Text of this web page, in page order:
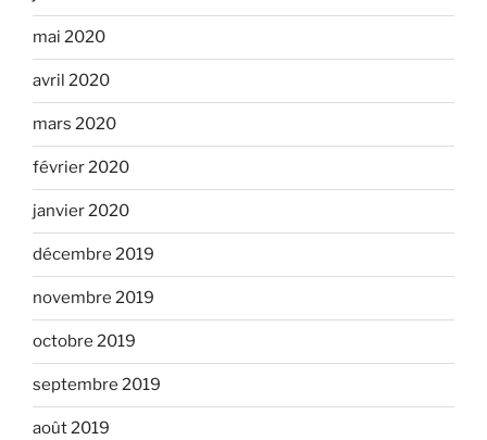
mai 2020
avril 2020
mars 2020
février 2020
janvier 2020
décembre 2019
novembre 2019
octobre 2019
septembre 2019
août 2019